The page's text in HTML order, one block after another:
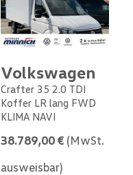
Volkswagen
Crafter 35 2.0 TDI
Koffer LR lang FWD
KLIMA NAVI
38.789,00 € (MwSt.
ausweisbar)